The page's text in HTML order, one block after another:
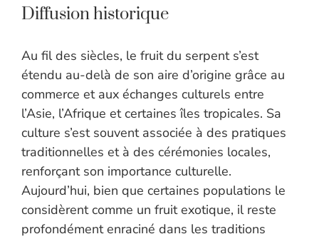
Diffusion historique
Au fil des siècles, le fruit du serpent s’est
étendu au-delà de son aire d’origine grâce au
commerce et aux échanges culturels entre
l’Asie, l’Afrique et certaines îles tropicales. Sa
culture s’est souvent associée à des pratiques
traditionnelles et à des cérémonies locales,
renforçant son importance culturelle.
Aujourd’hui, bien que certaines populations le
considèrent comme un fruit exotique, il reste
profondément enraciné dans les traditions